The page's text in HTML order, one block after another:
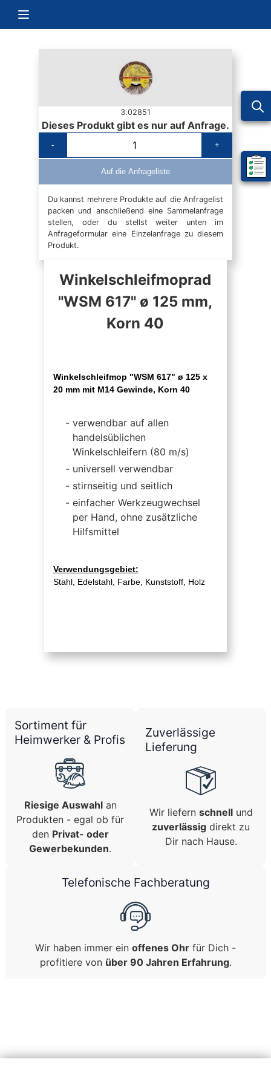
Navigation umschalten
Mein
3.02851
Dieses Produkt gibt es nur auf Anfrage.
- +
Auf die Anfrageliste
Du kannst mehrere Produkte auf die Anfragelist
packen und anschließend eine Sammelanfrage
stellen, oder du stellst weiter unten im
Anfrageformular eine Einzelanfrage zu diesem
Produkt.
Winkelschleifmoprad
"WSM 617" ø 125 mm,
Korn 40
Winkelschleifmop "WSM 617" ø 125 x
20 mm mit M14 Gewinde, Korn 40
verwendbar auf allen
handelsüblichen
Winkelschleifern (80 m/s)
universell verwendbar
stirnseitig und seitlich
einfacher Werkzeugwechsel
per Hand, ohne zusätzliche
Hilfsmittel
Verwendungsgebiet:
Stahl, Edelstahl, Farbe, Kunststoff, Holz
Sortiment für
Heimwerker & Profis
Riesige Auswahlan
Produkten - egal ob für
den Privat- oder
Gewerbekunden.
Zuverlässige
Lieferung
Wir liefern schnellund
zuverlässig direkt zu
Dir nach Hause.
Telefonische Fachberatung
Wir haben immer ein offenes Ohr für Dich -
profitiere von über 90 Jahren Erfahrung.